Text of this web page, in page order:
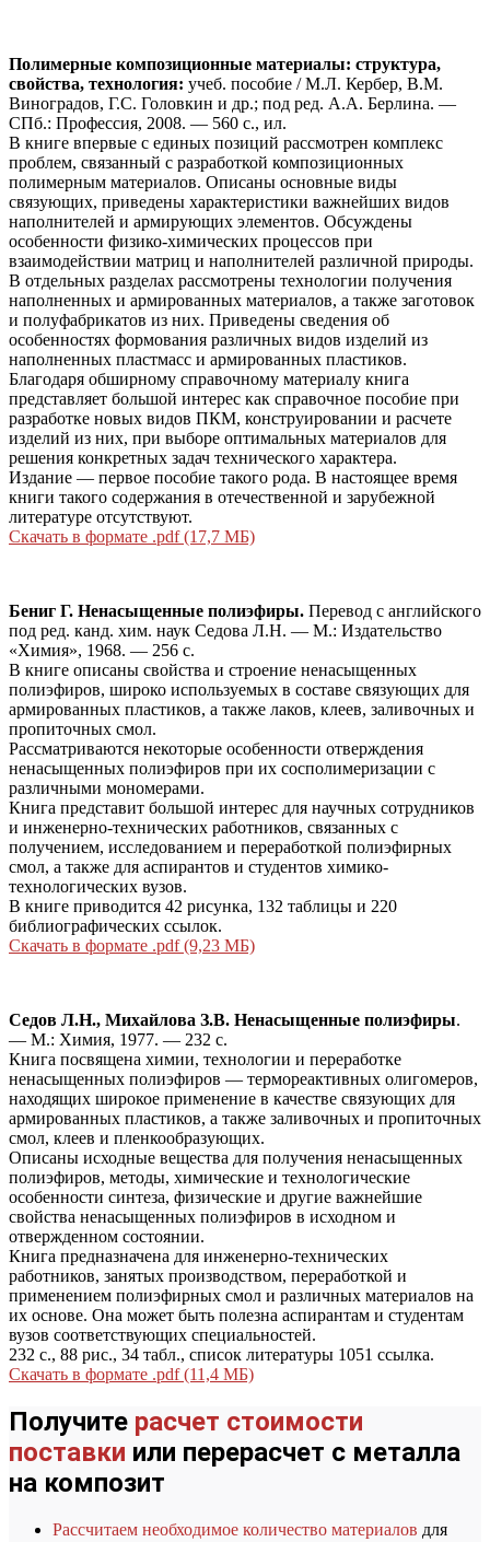
Полимерные композиционные материалы: структура,
свойства, технология: учеб. пособие / М.Л. Кербер, В.М.
Виноградов, Г.С. Головкин и др.; под ред. А.А. Берлина. —
СПб.: Профессия, 2008. — 560 с., ил.
В книге впервые с единых позиций рассмотрен комплекс
проблем, связанный с разработкой композиционных
полимерным материалов. Описаны основные виды
связующих, приведены характеристики важнейших видов
наполнителей и армирующих элементов. Обсуждены
особенности физико-химических процессов при
взаимодействии матриц и наполнителей различной природы.
В отдельных разделах рассмотрены технологии получения
наполненных и армированных материалов, а также заготовок
и полуфабрикатов из них. Приведены сведения об
особенностях формования различных видов изделий из
наполненных пластмасс и армированных пластиков.
Благодаря обширному справочному материалу книга
представляет большой интерес как справочное пособие при
разработке новых видов ПКМ, конструировании и расчете
изделий из них, при выборе оптимальных материалов для
решения конкретных задач технического характера.
Издание — первое пособие такого рода. В настоящее время
книги такого содержания в отечественной и зарубежной
литературе отсутствуют.
Скачать в формате .pdf (17,7 МБ)
Бениг Г. Ненасыщенные полиэфиры. Перевод с английского
под ред. канд. хим. наук Седова Л.Н. — М.: Издательство
«Химия», 1968. — 256 с.
В книге описаны свойства и строение ненасыщенных
полиэфиров, широко используемых в составе связующих для
армированных пластиков, а также лаков, клеев, заливочных и
пропиточных смол.
Рассматриваются некоторые особенности отверждения
ненасыщенных полиэфиров при их сосполимеризации с
различными мономерами.
Книга представит большой интерес для научных сотрудников
и инженерно-технических работников, связанных с
получением, исследованием и переработкой полиэфирных
смол, а также для аспирантов и студентов химико-
технологических вузов.
В книге приводится 42 рисунка, 132 таблицы и 220
библиографических ссылок.
Скачать в формате .pdf (9,23 МБ)
Седов Л.Н., Михайлова З.В. Ненасыщенные полиэфиры.
— М.: Химия, 1977. — 232 с.
Книга посвящена химии, технологии и переработке
ненасыщенных полиэфиров — термореактивных олигомеров,
находящих широкое применение в качестве связующих для
армированных пластиков, а также заливочных и пропиточных
смол, клеев и пленкообразующих.
Описаны исходные вещества для получения ненасыщенных
полиэфиров, методы, химические и технологические
особенности синтеза, физические и другие важнейшие
свойства ненасыщенных полиэфиров в исходном и
отвержденном состоянии.
Книга предназначена для инженерно-технических
работников, занятых производством, переработкой и
применением полиэфирных смол и различных материалов на
их основе. Она может быть полезна аспирантам и студентам
вузов соответствующих специальностей.
232 с., 88 рис., 34 табл., список литературы 1051 ссылка.
Скачать в формате .pdf (11,4 МБ)
Получите расчет стоимости
поставки или перерасчет с металла
на композит
Рассчитаем необходимое количество материалов для